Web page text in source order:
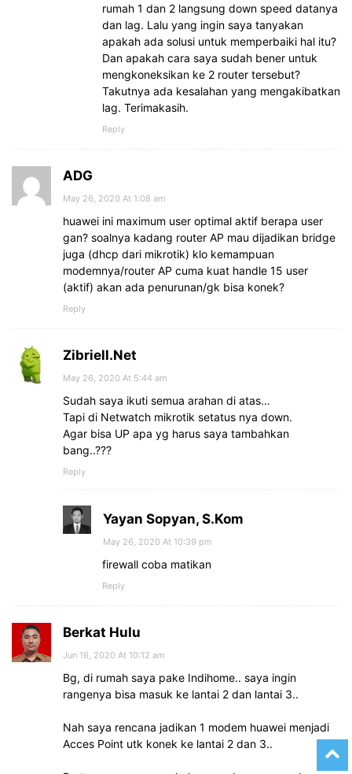
rumah 1 dan 2 langsung down speed datanya
dan lag. Lalu yang ingin saya tanyakan
apakah ada solusi untuk memperbaiki hal itu?
Dan apakah cara saya sudah bener untuk
mengkoneksikan ke 2 router tersebut?
Takutnya ada kesalahan yang mengakibatkan
lag. Terimakasih.
Reply
ADG
May 26, 2020 At 1:08 am
huawei ini maximum user optimal aktif berapa user
gan? soalnya kadang router AP mau dijadikan bridge
juga (dhcp dari mikrotik) klo kemampuan
modemnya/router AP cuma kuat handle 15 user
(aktif) akan ada penurunan/gk bisa konek?
Reply
Zibriell.Net
May 26, 2020 At 5:44 am
Sudah saya ikuti semua arahan di atas…
Tapi di Netwatch mikrotik setatus nya down.
Agar bisa UP apa yg harus saya tambahkan
bang..???
Reply
Yayan Sopyan, S.Kom
May 26, 2020 At 10:39 pm
firewall coba matikan
Reply
Berkat Hulu
Jun 16, 2020 At 10:12 am
Bg, di rumah saya pake Indihome.. saya ingin
rangenya bisa masuk ke lantai 2 dan lantai 3..
Nah saya rencana jadikan 1 modem huawei menjadi
Acces Point utk konek ke lantai 2 dan 3..